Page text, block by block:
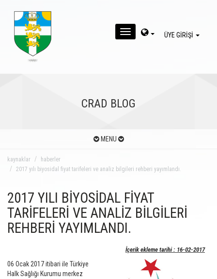
MENU ÜYE GİRİŞİ
CRAD BLOG
MENU
kaynaklar
haberler
2017 yılı biyosidal fiyat tarifeleri ve analiz bilgileri rehberi yayımlandı.
2017 YILI BİYOSİDAL FİYAT
TARİFELERİ VE ANALİZ BİLGİLERİ
REHBERİ YAYIMLANDI.
İçerik ekleme tarihi : 16-02-2017
06 Ocak 2017 itibari ile Türkiye
Halk Sağlığı Kurumu merkez